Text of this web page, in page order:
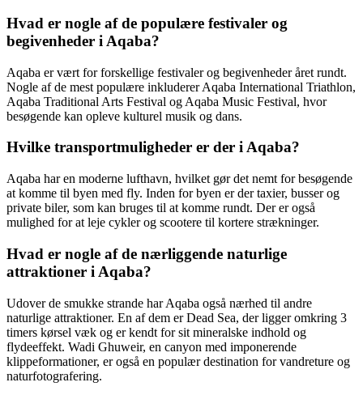
Hvad er nogle af de populære festivaler og
begivenheder i Aqaba?
Aqaba er vært for forskellige festivaler og begivenheder året rundt.
Nogle af de mest populære inkluderer Aqaba International Triathlon,
Aqaba Traditional Arts Festival og Aqaba Music Festival, hvor
besøgende kan opleve kulturel musik og dans.
Hvilke transportmuligheder er der i Aqaba?
Aqaba har en moderne lufthavn, hvilket gør det nemt for besøgende
at komme til byen med fly. Inden for byen er der taxier, busser og
private biler, som kan bruges til at komme rundt. Der er også
mulighed for at leje cykler og scootere til kortere strækninger.
Hvad er nogle af de nærliggende naturlige
attraktioner i Aqaba?
Udover de smukke strande har Aqaba også nærhed til andre
naturlige attraktioner. En af dem er Dead Sea, der ligger omkring 3
timers kørsel væk og er kendt for sit mineralske indhold og
flydeeffekt. Wadi Ghuweir, en canyon med imponerende
klippeformationer, er også en populær destination for vandreture og
naturfotografering.